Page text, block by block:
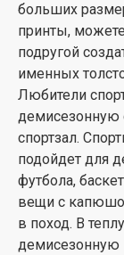
больших
принты,
подругой
именных
Любители
демисезонную
спортзал.
подойдет для
футбола,
вещи с
в поход. В
демисезонную